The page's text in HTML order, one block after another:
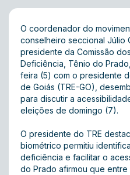
O coordenador do
conselheiro seccional Júlio
presidente da Comissão
Deficiência, Tênio do
feira (5) com o presidente
de Goiás (TRE-GO),
para discutir a
eleições de domingo (7).
O presidente do TRE
biométrico permitiu
deficiência e facilitar o
do Prado afirmou que